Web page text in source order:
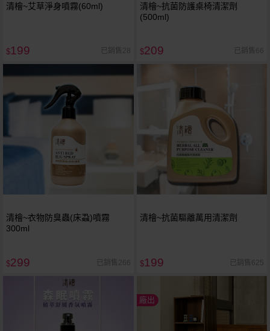
清檜~艾草淨身噴霧(60ml)
$199 已銷售28
清檜~抗菌防護桌椅清潔劑
(500ml)
$209 已銷售66
清檜~衣物防臭蟲(床蝨)噴霧
300ml
$299 已銷售266
清檜~抗菌驅離萬用清潔劑
$199 已銷售625
廠出